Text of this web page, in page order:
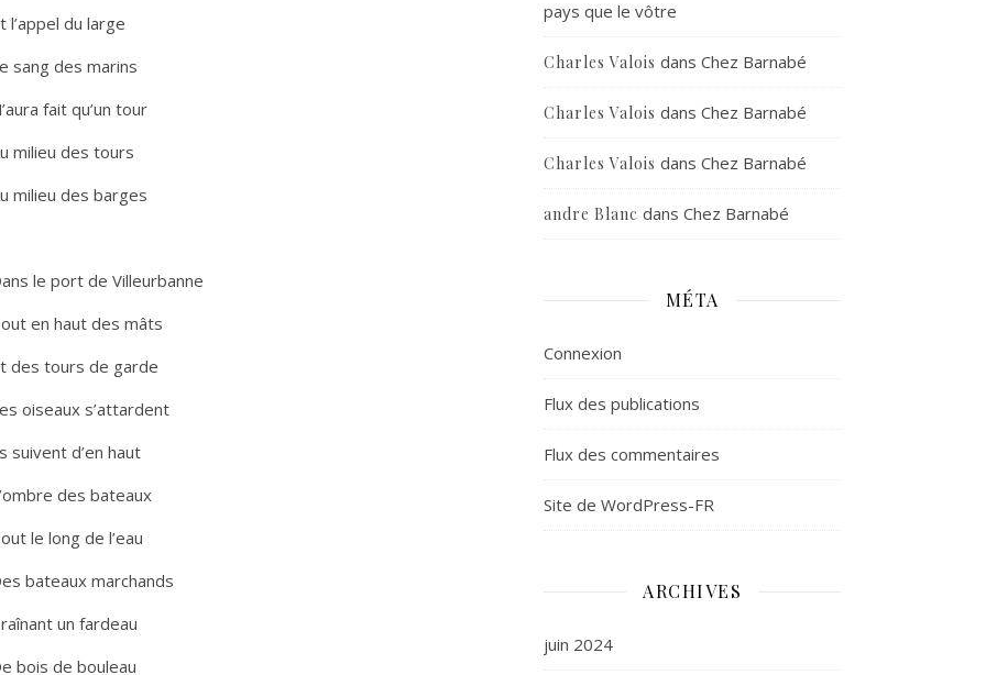
l’appel du large
sang des marins
fait qu’un tour
milieu des tours
milieu des barges
le port de Villeurbanne
en haut des mâts
des tours de garde
oiseaux s’attardent
suivent d’en haut
des bateaux
le long de l’eau
bateaux marchands
un fardeau
bois de bouleau
pays que le vôtre
Charles Valois dans Chez Barnabé
Charles Valois dans Chez Barnabé
Charles Valois dans Chez Barnabé
andre Blanc dans Chez Barnabé
MÉTA
Connexion
Flux des publications
Flux des commentaires
Site de WordPress-FR
ARCHIVES
juin 2024